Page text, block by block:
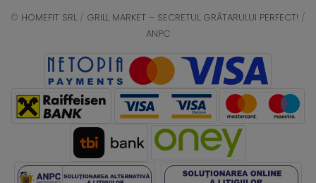
© HOMEFIT SRL / GRILL MARKET – SECRETUL GRĂTARULUI PERFECT! /
ANPC